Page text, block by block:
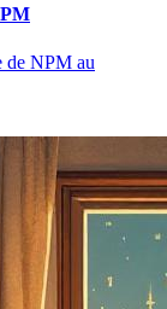
de NPM au